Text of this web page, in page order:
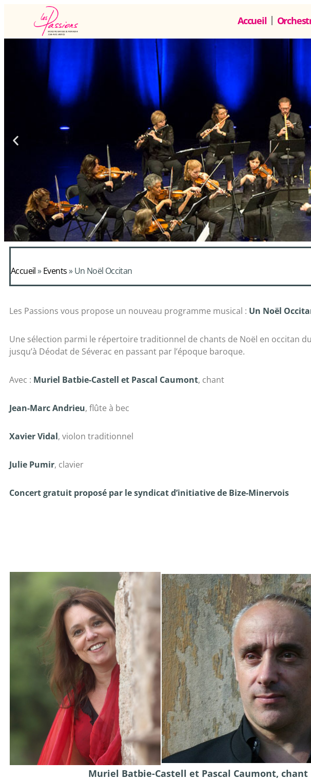
Accueil
Accueil»Events»Un Noël Occitan
Les Passions vous propose un nouveau programme musical : Un Noël
Une sélection parmi le répertoire traditionnel de chants de Noël en occitan
jusqu’à Déodat de Séverac en passant par l’époque baroque.
Avec : Muriel Batbie-Castell et Pascal Caumont, chant
Jean-Marc Andrieu, flûte à bec
Xavier Vidal, violon traditionnel
Julie Pumir, clavier
Concert gratuit proposé par le syndicat d’initiative de Bize-Minervois
Muriel Batbie-Castell et Pascal Caumont, chant